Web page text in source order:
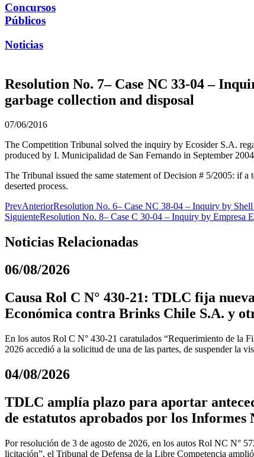
Concursos
Públicos
Noticias
Resolution No. 7– Case NC 33-04 –
garbage collection and disposal
07/06/2016
The Competition Tribunal solved the inquiry by Ecosider S.A.
produced by I. Municipalidad de San Fernando in September
The Tribunal issued the same statement of Decision # 5/2005: if
deserted process.
PrevAnteriorResolution No. 6– Case NC 38-04 – Inquiry by
SiguienteResolution No. 8– Case C 30-04 – Inquiry by Empresa
Noticias Relacionadas
06/08/2026
Causa Rol C N° 430-21: TDLC fija
Económica contra Brinks Chile S.A. y
En los autos Rol C N° 430-21 caratulados “Requerimiento de la
2026 accedió a la solicitud de una de las partes, de suspender la
04/08/2026
TDLC amplía plazo para aportar
de estatutos aprobados por los Informes
Por resolución de 3 de agosto de 2026, en los autos Rol NC N°
licitación”, el Tribunal de Defensa de la Libre Competencia